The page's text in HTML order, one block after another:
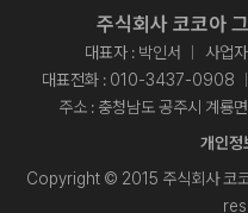
주식회사 코코아
대표자 : 박인서
사업
대표전화 : 010-3437-0908
주소 : 충청남도 공주시 계룡
개인정
Copyright © 2015 주식회사 코